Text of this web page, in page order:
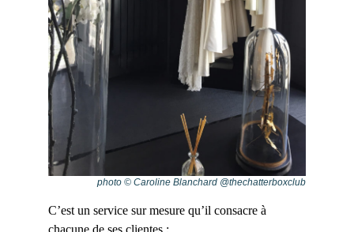
photo © Caroline Blanchard @thechatterboxclub
C’est un service sur mesure qu’il consacre à
chacune de ses clientes :